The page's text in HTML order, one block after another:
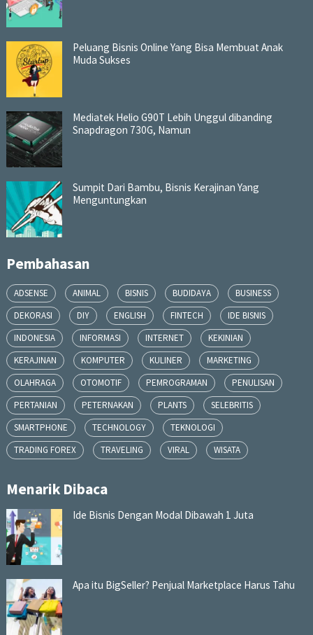
Peluang Bisnis Online Yang Bisa Membuat Anak
Muda Sukses
Mediatek Helio G90T Lebih Unggul dibanding
Snapdragon 730G, Namun
Sumpit Dari Bambu, Bisnis Kerajinan Yang
Menguntungkan
Pembahasan
ADSENSE ANIMAL BISNIS BUDIDAYA
BUSINESS
DEKORASI
DIY ENGLISH FINTECH
IDE BISNIS
INDONESIA
INFORMASI INTERNET
KEKINIAN
KERAJINAN
KOMPUTER KULINER
MARKETING
OLAHRAGA
OTOMOTIF PEMROGRAMAN
PENULISAN
PERTANIAN
PETERNAKAN PLANTS
SELEBRITIS
SMARTPHONE
TECHNOLOGY
TEKNOLOGI
TRADING FOREX
TRAVELING VIRAL WISATA
Menarik Dibaca
Ide Bisnis Dengan Modal Dibawah 1 Juta
Apa itu BigSeller? Penjual Marketplace Harus Tahu